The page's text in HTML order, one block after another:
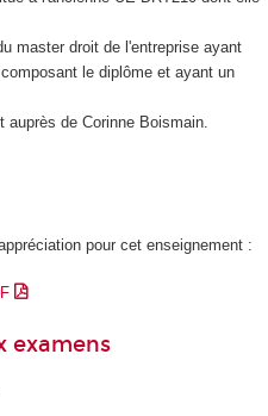
master droit de l'entreprise ayant
le diplôme et ayant un
de Corinne Boismain.
pour cet enseignement :
examens